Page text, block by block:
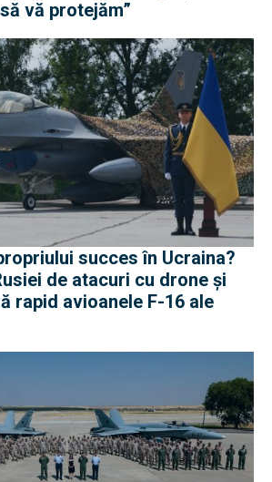
vă protejăm”
succes în Ucraina?
de atacuri cu drone și
rapid avioanele F-16 ale